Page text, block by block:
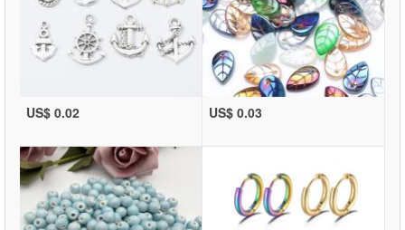
US$ 0.02 US$ 0.03